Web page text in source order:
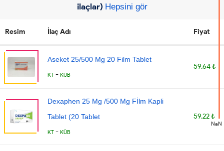
ilaçlar) Hepsini gör
Resim İlaç Adı Fiyat
Aseket 25/500 Mg 20 Film Tablet
KT - KÜB
59.64 ₺
Dexaphen 25 Mg /500 Mg Fİlm Kapli
Tablet (20 Tablet
KT - KÜB
59.22 ₺
NaN